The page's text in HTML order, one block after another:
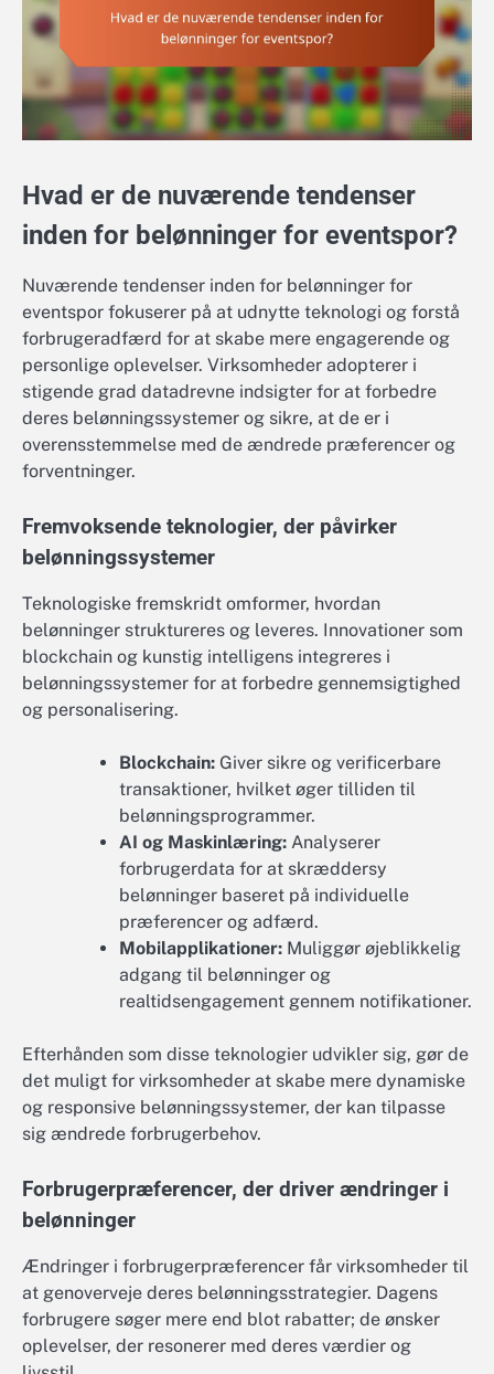
Hvad er de nuværende tendenser
inden for belønninger for eventspor?
Nuværende tendenser inden for belønninger for
eventspor fokuserer på at udnytte teknologi og forstå
forbrugeradfærd for at skabe mere engagerende og
personlige oplevelser. Virksomheder adopterer i
stigende grad datadrevne indsigter for at forbedre
deres belønningssystemer og sikre, at de er i
overensstemmelse med de ændrede præferencer og
forventninger.
Fremvoksende teknologier, der påvirker
belønningssystemer
Teknologiske fremskridt omformer, hvordan
belønninger struktureres og leveres. Innovationer som
blockchain og kunstig intelligens integreres i
belønningssystemer for at forbedre gennemsigtighed
og personalisering.
Blockchain: Giver sikre og verificerbare
transaktioner, hvilket øger tilliden til
belønningsprogrammer.
AI og Maskinlæring: Analyserer
forbrugerdata for at skræddersy
belønninger baseret på individuelle
præferencer og adfærd.
Mobilapplikationer: Muliggør øjeblikkelig
adgang til belønninger og
realtidsengagement gennem notifikationer.
Efterhånden som disse teknologier udvikler sig, gør de
det muligt for virksomheder at skabe mere dynamiske
og responsive belønningssystemer, der kan tilpasse
sig ændrede forbrugerbehov.
Forbrugerpræferencer, der driver ændringer i
belønninger
Ændringer i forbrugerpræferencer får virksomheder til
at genoverveje deres belønningsstrategier. Dagens
forbrugere søger mere end blot rabatter; de ønsker
oplevelser, der resonerer med deres værdier og